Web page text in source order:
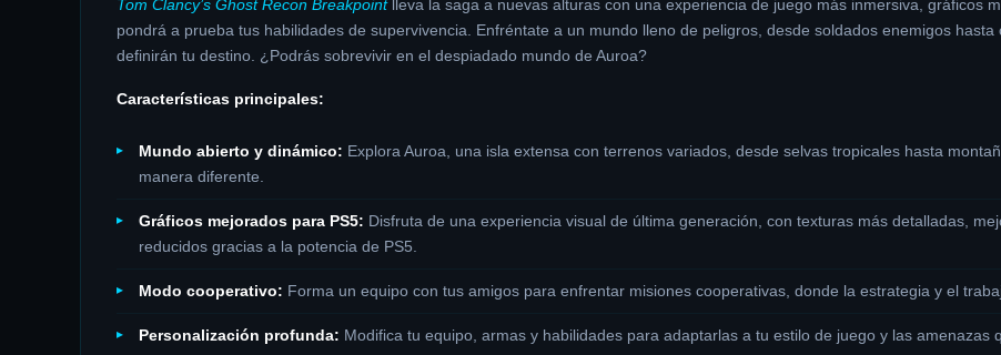
Tom Clancy’s Ghost Recon Breakpointlleva la saga a nuevas alturas con una experiencia de juego más inmersiva, gráficos
pondrá a prueba tus habilidades de supervivencia. Enfréntate a un mundo lleno de peligros, desde soldados enemigos
definirán tu destino. ¿Podrás sobrevivir en el despiadado mundo de Auroa?
Características principales:
Mundo abierto y dinámico: Explora Auroa, una isla extensa con terrenos variados, desde selvas tropicales hasta
manera diferente.
Gráficos mejorados para PS5: Disfruta de una experiencia visual de última generación, con texturas más detalladas,
reducidos gracias a la potencia de PS5.
Modo cooperativo: Forma un equipo con tus amigos para enfrentar misiones cooperativas, donde la estrategia y el
Personalización profunda: Modifica tu equipo, armas y habilidades para adaptarlas a tu estilo de juego y las amenazas